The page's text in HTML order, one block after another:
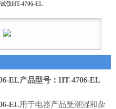
仪HT-4706-EL
EL产品型号： HT-4706-EL
EL用于电器产品受潮湿和杂